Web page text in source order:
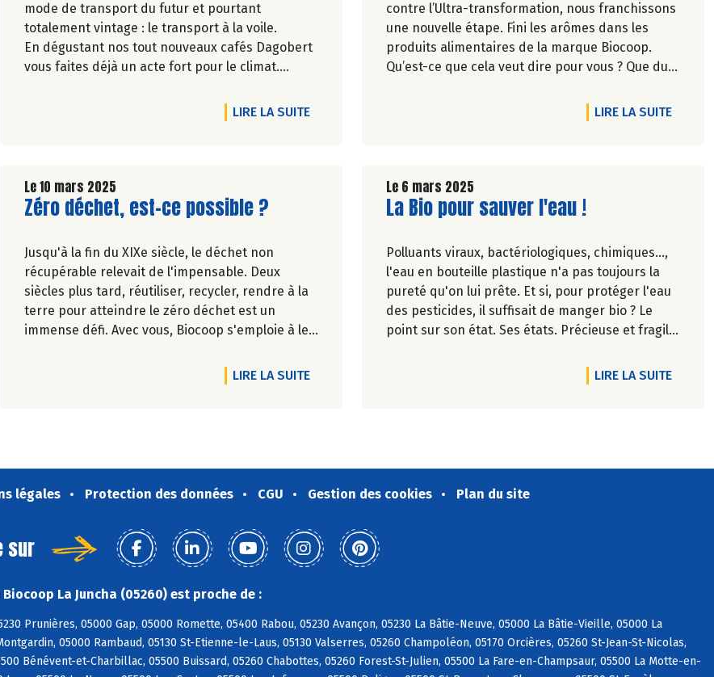
LE CHOCOLAT VA-T-IL DEVENIR UN LUXE ?
mode de transport du futur et pourtant
totalement vintage : le transport à la voile.
En dégustant nos tout nouveaux cafés Dagobert
vous faites déjà un acte fort pour le climat.
équitable, il nous apporte ses arômes
directement du Brésil par voilier après 20 jours
LIRE LA SUITEDE L'ARTICLE DU CAFÉ DANS LE VENT !
contre l’Ultra-transformation, nous franchissons
une nouvelle étape. Fini les arômes dans les
produits alimentaires de la marque Biocoop.
Qu’est-ce que cela veut dire pour vous ? Que du
LIRE LA SUITEDE
LE CHOLETAIS : DE BELLES HISTOIRES BIO
Le 10 mars 2025
Lire la suite de l'article
Zéro déchet, est-ce possible ?
Jusqu'à la fin du XIXe siècle, le déchet non
récupérable relevait de l'impensable. Deux
siècles plus tard, réutiliser, recycler, rendre à la
terre pour atteindre le zéro déchet est un
immense défi. Avec vous, Biocoop s'emploie à le
LIRE LA SUITEDE L'ARTICLE ZÉRO DÉCHET, EST-CE POSSIBLE ?
Le 6 mars 2025
Lire la suite de l'article
La Bio pour sauver l'eau !
Polluants viraux, bactériologiques, chimiques...,
l'eau en bouteille plastique n'a pas toujours la
pureté qu'on lui prête. Et si, pour protéger l'eau
des pesticides, il suffisait de manger bio ? Le
point sur son état. Ses états. Précieuse et fragile,
climatique, le temps ne serait-il pas venu de
LIRE LA SUITEDE
légales Protection des données CGU Gestion des cookies Plan du site
sur
La Juncha (05260) est proche de :
Prunières, 05000 Gap, 05000 Romette, 05400 Rabou, 05230 Avançon, 05230 La Bâtie-Neuve, 05000 La Bâtie-Vieille, 05000 La
05000 Rambaud, 05130 St-Etienne-le-Laus, 05130 Valserres, 05260 Champoléon, 05170 Orcières, 05260 St-Jean-St-Nicolas,
Bénévent-et-Charbillac, 05500 Buissard, 05260 Chabottes, 05260 Forest-St-Julien, 05500 La Fare-en-Champsaur, 05500 La Motte-en-